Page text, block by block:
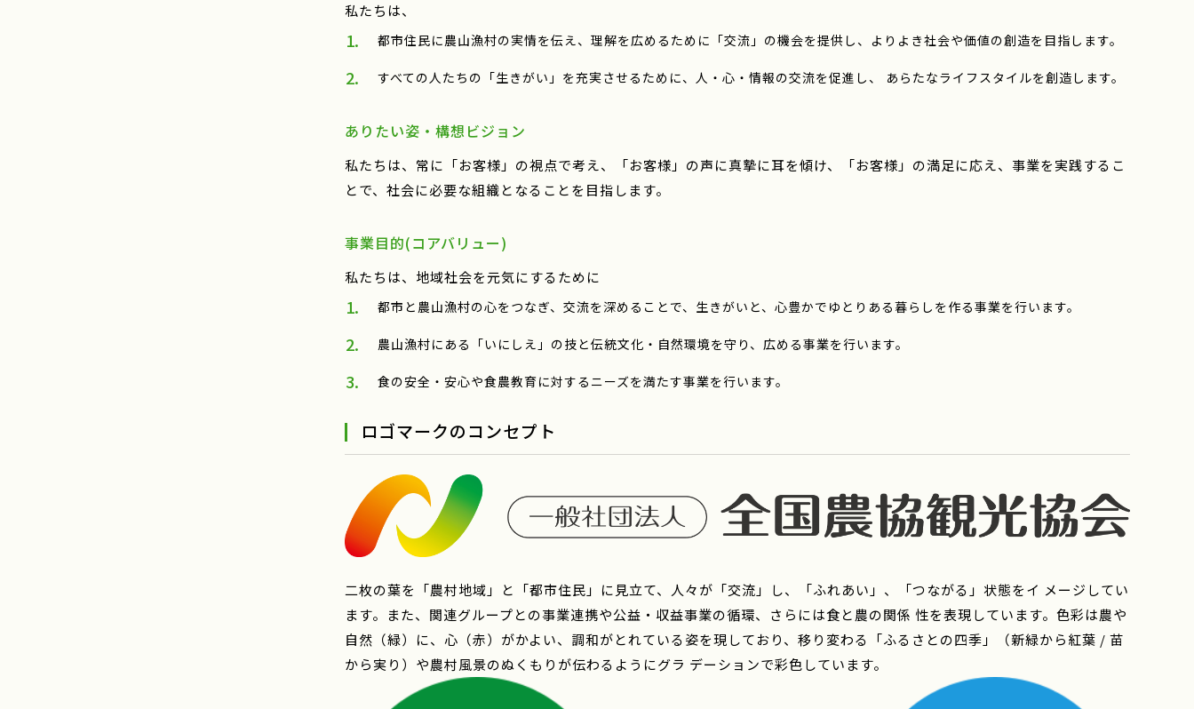
私たちは、
都市住民に農山漁村の実情を伝え、理解を広めるために「交流」の機会を提供し、よりよき社会や価値の創造を目指します。
すべての人たちの「生きがい」を充実させるために、人・心・情報の交流を促進し、 あらたなライフスタイルを創造します。
ありたい姿・構想ビジョン
私たちは、常に「お客様」の視点で考え、「お客様」の声に真摯に耳を傾け、「お客様」の満足に応え、事業を実践するこ
とで、社会に必要な組織となることを目指します。
事業目的(コアバリュー)
私たちは、地域社会を元気にするために
都市と農山漁村の心をつなぎ、交流を深めることで、生きがいと、心豊かでゆとりある暮らしを作る事業を行います。
農山漁村にある「いにしえ」の技と伝統文化・自然環境を守り、広める事業を行います。
食の安全・安心や食農教育に対するニーズを満たす事業を行います。
ロゴマークのコンセプト
二枚の葉を「農村地域」と「都市住民」に見立て、人々が「交流」し、「ふれあい」、「つながる」状態をイ メージしてい
ます。また、関連グループとの事業連携や公益・収益事業の循環、さらには食と農の関係 性を表現しています。色彩は農や
自然（緑）に、心（赤）がかよい、調和がとれている姿を現しており、移り変わる「ふるさとの四季」（新緑から紅葉 / 苗
から実り）や農村風景のぬくもりが伝わるようにグラ デーションで彩色しています。